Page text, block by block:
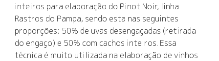
inteiros para elaboração do Pinot Noir, linha
Rastros do Pampa, sendo esta nas seguintes
proporções: 50% de uvas desengaçadas (retirada
do engaço) e 50% com cachos inteiros. Essa
técnica é muito utilizada na elaboração de vinhos